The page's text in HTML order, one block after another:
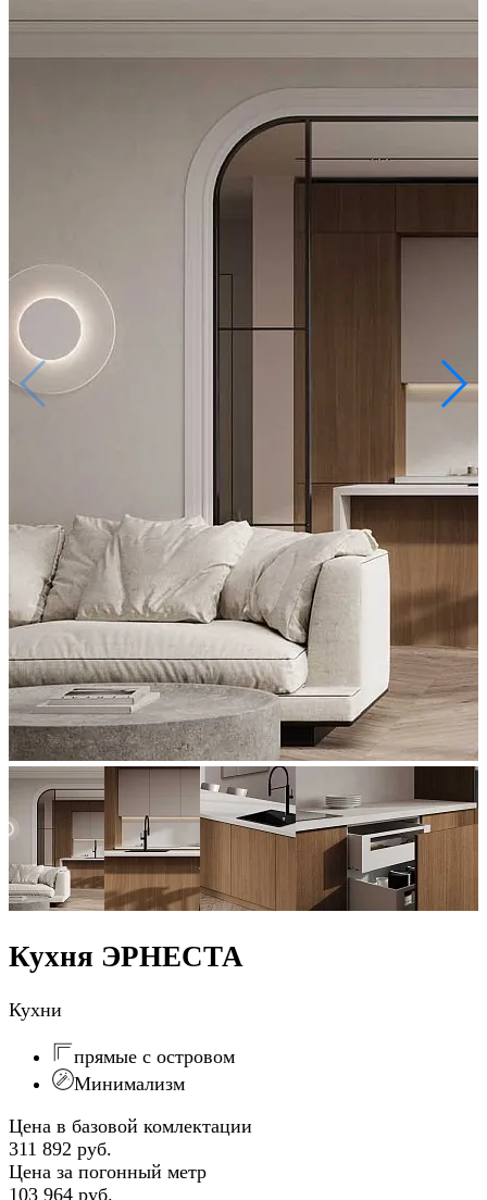
Кухня ЭРНЕСТА
Кухни
прямые с островом
Минимализм
Цена в базовой комлектации
311 892 руб.
Цена за погонный метр
103 964 руб.